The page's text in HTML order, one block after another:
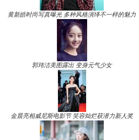
黄新皓时尚写真曝光 多种风格演绎不一样的魅力
郭玮洁美图露出 变身元气少女
金晨亮相威尼斯电影节 笑容灿烂获潜力新人奖